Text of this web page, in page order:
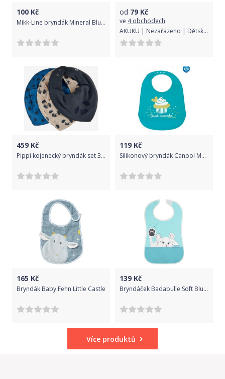
100 Kč
Mikk-Line bryndák Mineral Blue 9942
od 79 Kč
ve 4 obchodech
AKUKU | Nezařazeno | Dětský bryndák s kapsičkou Akuku Teddy Bear | Tyrkysová |
459 Kč
Pippi kojenecký bryndák set 3 ks 5694 - 721
119 Kč
Silikonový bryndák Canpol Modrá 2016
165 Kč
Bryndák Baby Fehn Little Castle
139 Kč
Bryndáček Badabulle Soft Blue 2019
Více produktů